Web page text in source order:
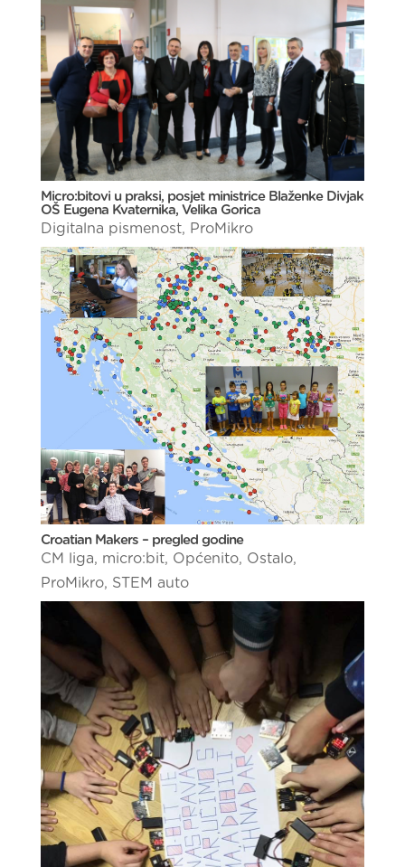
Micro:bitovi u praksi, posjet ministrice Blaženke Divjak
OŠ Eugena Kvaternika, Velika Gorica
Digitalna pismenost, ProMikro
Croatian Makers – pregled godine
CM liga, micro:bit, Općenito, Ostalo,
ProMikro, STEM auto